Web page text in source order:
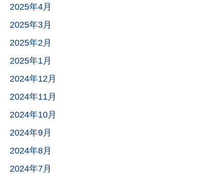
2025年4月
2025年3月
2025年2月
2025年1月
2024年12月
2024年11月
2024年10月
2024年9月
2024年8月
2024年7月